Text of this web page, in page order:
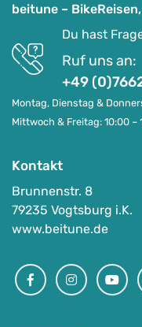
beitune –
Du hast
Ruf uns an:
+49
Montag, Dienstag &
Mittwoch & Freitag: 10:00 –
Kontakt
Brunnenstr. 8
79235 Vogtsburg i.K.
www.beitune.de
FacebookInstagram